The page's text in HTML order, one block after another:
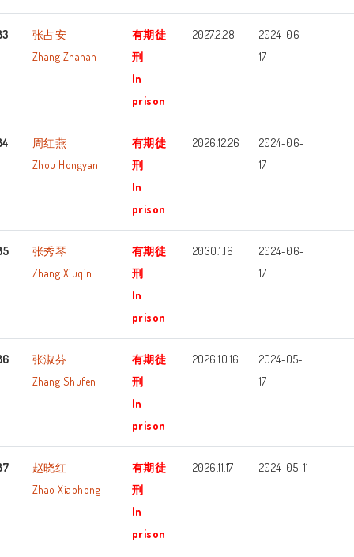
张占安
Zhang Zhanan
有期徒
刑
In
prison
2027.2.28
2024-06-
17
周红燕
Zhou Hongyan
有期徒
刑
In
prison
2026.12.26
2024-06-
17
张秀琴
Zhang Xiuqin
有期徒
刑
In
prison
2030.1.16
2024-06-
17
张淑芬
Zhang Shufen
有期徒
刑
In
prison
2026.10.16
2024-05-
17
赵晓红
Zhao Xiaohong
有期徒
刑
In
prison
2026.11.17 2024-05-11